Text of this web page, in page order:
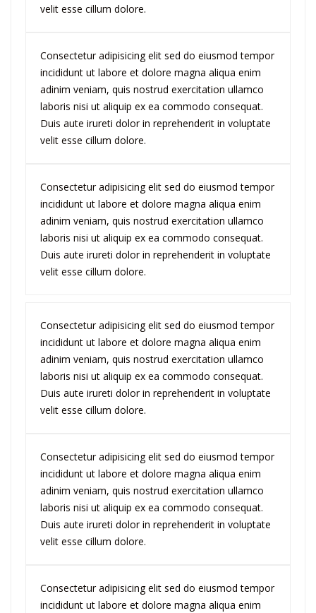
velit esse cillum dolore.
Consectetur adipisicing elit sed do eiusmod tempor
incididunt ut labore et dolore magna aliqua enim
adinim veniam, quis nostrud exercitation ullamco
laboris nisi ut aliquip ex ea commodo consequat.
Duis aute irureti dolor in reprehenderit in voluptate
velit esse cillum dolore.
Consectetur adipisicing elit sed do eiusmod tempor
incididunt ut labore et dolore magna aliqua enim
adinim veniam, quis nostrud exercitation ullamco
laboris nisi ut aliquip ex ea commodo consequat.
Duis aute irureti dolor in reprehenderit in voluptate
velit esse cillum dolore.
Consectetur adipisicing elit sed do eiusmod tempor
incididunt ut labore et dolore magna aliqua enim
adinim veniam, quis nostrud exercitation ullamco
laboris nisi ut aliquip ex ea commodo consequat.
Duis aute irureti dolor in reprehenderit in voluptate
velit esse cillum dolore.
Consectetur adipisicing elit sed do eiusmod tempor
incididunt ut labore et dolore magna aliqua enim
adinim veniam, quis nostrud exercitation ullamco
laboris nisi ut aliquip ex ea commodo consequat.
Duis aute irureti dolor in reprehenderit in voluptate
velit esse cillum dolore.
Consectetur adipisicing elit sed do eiusmod tempor
incididunt ut labore et dolore magna aliqua enim